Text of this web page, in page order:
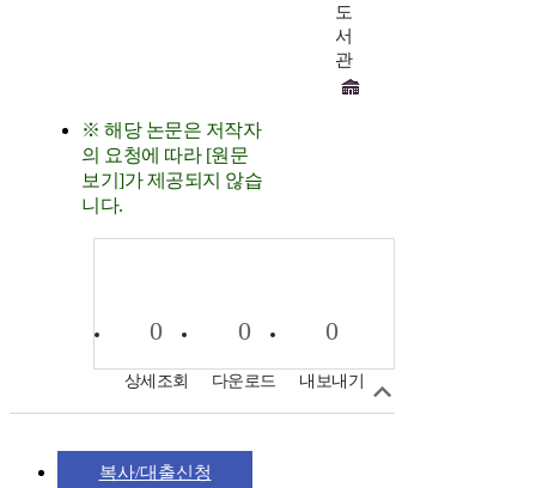
도
서
관
※ 해당 논문은 저작자
의 요청에 따라 [원문
보기]가 제공되지 않습
니다.
0
상세조회
0
다운로드
0
내보내기
복사/대출신청